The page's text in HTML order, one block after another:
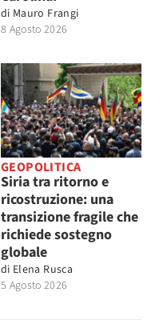
di Mauro Frangi
8 Agosto 2026
GEOPOLITICA
Siria tra ritorno e
ricostruzione: una
transizione fragile che
richiede sostegno
globale
di Elena Rusca
5 Agosto 2026